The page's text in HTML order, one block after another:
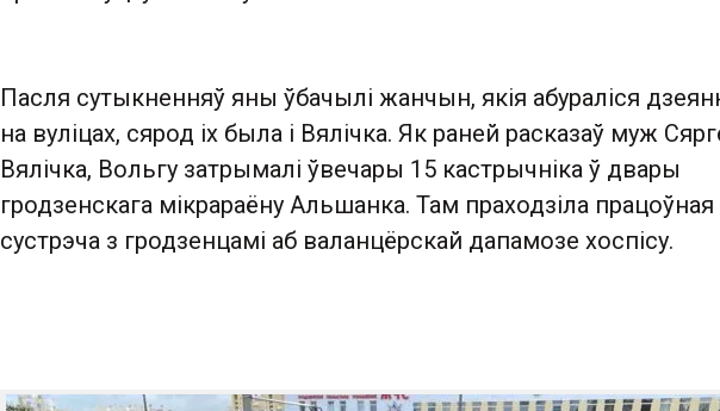
Пасля сутыкненняў яны ўбачылі жанчын, якія абураліся
на вуліцах, сярод іх была і Вялічка. Як раней расказаў муж
Вялічка, Вольгу затрымалі ўвечары 15 кастрычніка ў двары
гродзенскага мікрараёну Альшанка. Там праходзіла працоўная
сустрэча з гродзенцамі аб валанцёрскай дапамозе хоспісу.